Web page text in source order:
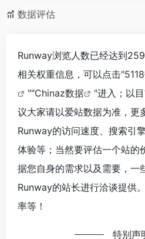
数据评估
Runway浏览人数已经达到
相关权重信息，可以点击"
""Chinaz数据
"进入；以
议大家请以爱站数据为准，更
Runway的访问速度、搜索引
体验等；当然要评估一个站的
据您自身的需求以及需要，一
Runway的站长进行洽谈提供
率等！
特别声